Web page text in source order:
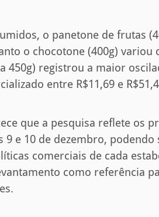
o panetone de frutas
o chocotone (400g) variou
450g) registrou a maior
entre R$11,69 e
que a pesquisa reflete os
9 e 10 de dezembro,
comerciais de cada
como referência